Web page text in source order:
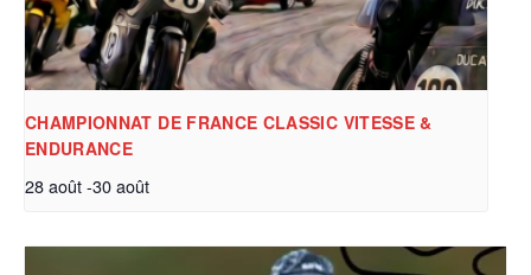
CHAMPIONNAT DE FRANCE CLASSIC VITESSE &
ENDURANCE
28 août-30 août